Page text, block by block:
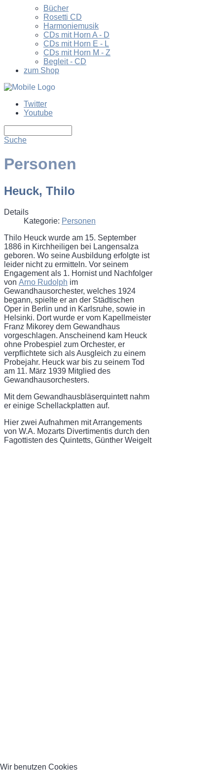
Bücher
Rosetti CD
Harmoniemusik
CDs mit Horn A - D
CDs mit Horn E - L
CDs mit Horn M - Z
Begleit - CD
zum Shop
Twitter
Youtube
Suche
Personen
Heuck, Thilo
Details
Kategorie: Personen
Thilo Heuck wurde am 15. September
1886 in Kirchheiligen bei Langensalza
geboren. Wo seine Ausbildung erfolgte ist
leider nicht zu ermitteln. Vor seinem
Engagement als 1. Hornist und Nachfolger
von Arno Rudolph im
Gewandhausorchester, welches 1924
begann, spielte er an der Städtischen
Oper in Berlin und in Karlsruhe, sowie in
Helsinki. Dort wurde er vom Kapellmeister
Franz Mikorey dem Gewandhaus
vorgeschlagen. Anscheinend kam Heuck
ohne Probespiel zum Orchester, er
verpflichtete sich als Ausgleich zu einem
Probejahr. Heuck war bis zu seinem Tod
am 11. März 1939 Mitglied des
Gewandhausorchesters.
Mit dem Gewandhausbläserquintett nahm
er einige Schellackplatten auf.
Hier zwei Aufnahmen mit Arrangements
von W.A. Mozarts Divertimentis durch den
Fagottisten des Quintetts, Günther Weigelt
Wir benutzen Cookies